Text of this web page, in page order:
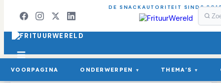
DE SNACKAUTORITEIT SINDS
VOORPAGINA ONDERWERPEN ▾ THEMA'S ▾